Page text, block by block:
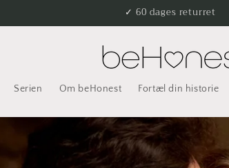
✓ 60 dages returret
Serien Om beHonest Fortæl din historie